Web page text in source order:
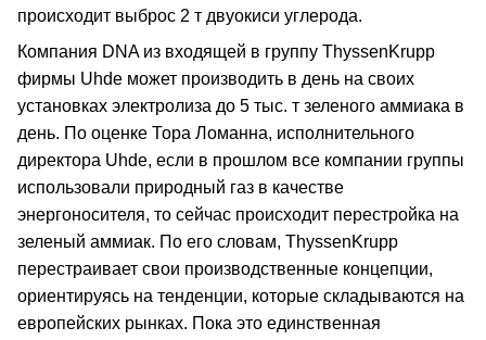
происходит выброс 2 т двуокиси углерода.
Компания DNA из входящей в группу ThyssenKrupp
фирмы Uhde может производить в день на своих
установках электролиза до 5 тыс. т зеленого аммиака в
день. По оценке Тора Ломанна, исполнительного
директора Uhde, если в прошлом все компании группы
использовали природный газ в качестве
энергоносителя, то сейчас происходит перестройка на
зеленый аммиак. По его словам, ThyssenKrupp
перестраивает свои производственные концепции,
ориентируясь на тенденции, которые складываются на
европейских рынках. Пока это единственная